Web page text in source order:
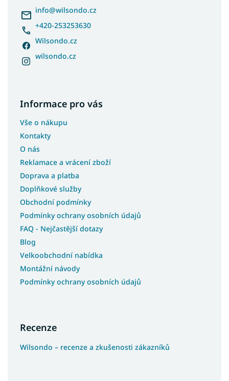
info@wilsondo.cz
+420-253253630
Wilsondo.cz
wilsondo.cz
Informace pro vás
Vše o nákupu
Kontakty
O nás
Reklamace a vrácení zboží
Doprava a platba
Doplňkové služby
Obchodní podmínky
Podmínky ochrany osobních údajů
FAQ - Nejčastější dotazy
Blog
Velkoobchodní nabídka
Montážní návody
Podmínky ochrany osobních údajů
Recenze
Wilsondo – recenze a zkušenosti zákazníků